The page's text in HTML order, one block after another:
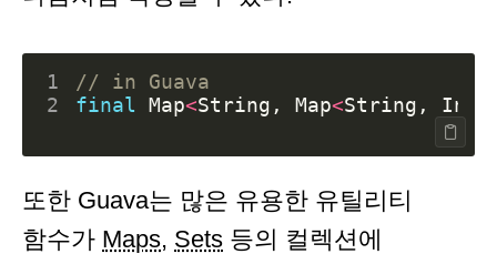
1
// in Guava
2
final Map<String , Map<String ,
또한 Guava는 많은 유용한 유틸리티
함수가 Maps, Sets 등의 컬렉션에